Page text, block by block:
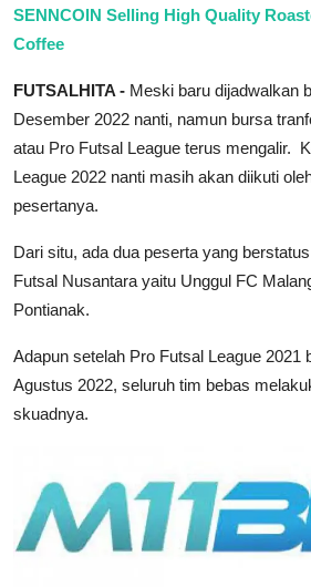
SENNCOIN Selling High Quality
Coffee
FUTSALHITA - Meski baru dijadwalkan
Desember 2022 nanti, namun bursa
atau Pro Futsal League terus mengalir.
League 2022 nanti masih akan diikuti
pesertanya.
Dari situ, ada dua peserta yang
Futsal Nusantara yaitu Unggul FC
Pontianak.
Adapun setelah Pro Futsal League 2021
Agustus 2022, seluruh tim bebas
skuadnya.